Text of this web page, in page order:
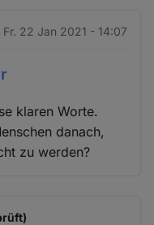
Fr. 22 Jan 2021 - 14:07
klaren Worte.
danach,
zu werden?